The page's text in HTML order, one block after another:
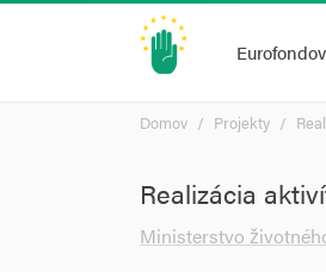
Domov Projekty
Realizácia
Ministerstvo